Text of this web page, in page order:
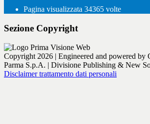
Pagina visualizzata 34365 volte
Sezione Copyright
Copyright 2026 | Engineered and powered by
Parma S.p.A. | Divisione Publishing & New
Disclaimer trattamento dati personali